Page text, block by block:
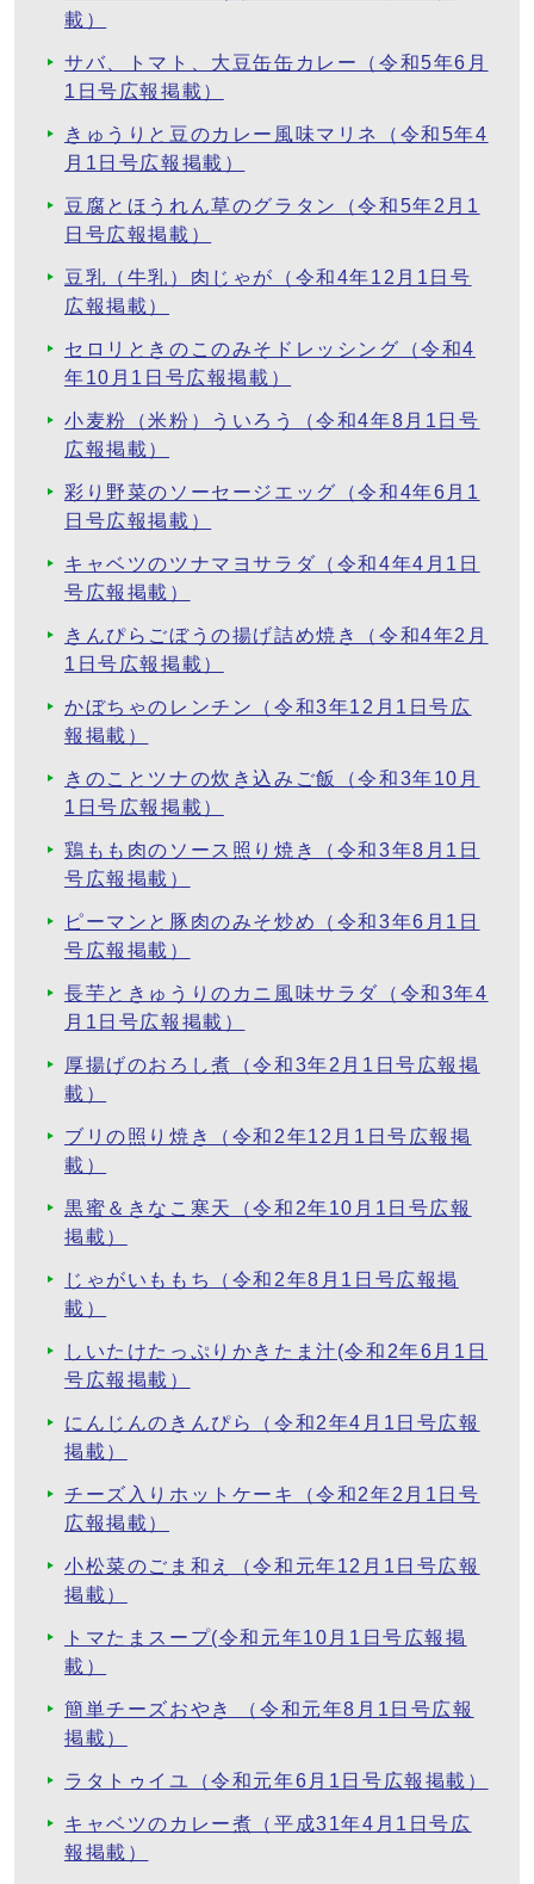
載）
サバ、トマト、大豆缶缶カレー（令和5年6月
1日号広報掲載）
きゅうりと豆のカレー風味マリネ（令和5年4
月1日号広報掲載）
豆腐とほうれん草のグラタン（令和5年2月1
日号広報掲載）
豆乳（牛乳）肉じゃが（令和4年12月1日号
広報掲載）
セロリときのこのみそドレッシング（令和4
年10月1日号広報掲載）
小麦粉（米粉）ういろう（令和4年8月1日号
広報掲載）
彩り野菜のソーセージエッグ（令和4年6月1
日号広報掲載）
キャベツのツナマヨサラダ（令和4年4月1日
号広報掲載）
きんぴらごぼうの揚げ詰め焼き（令和4年2月
1日号広報掲載）
かぼちゃのレンチン（令和3年12月1日号広
報掲載）
きのことツナの炊き込みご飯（令和3年10月
1日号広報掲載）
鶏もも肉のソース照り焼き（令和3年8月1日
号広報掲載）
ピーマンと豚肉のみそ炒め（令和3年6月1日
号広報掲載）
長芋ときゅうりのカニ風味サラダ（令和3年4
月1日号広報掲載）
厚揚げのおろし煮（令和3年2月1日号広報掲
載）
ブリの照り焼き（令和2年12月1日号広報掲
載）
黒蜜＆きなこ寒天（令和2年10月1日号広報
掲載）
じゃがいももち（令和2年8月1日号広報掲
載）
しいたけたっぷりかきたま汁(令和2年6月1日
号広報掲載）
にんじんのきんぴら（令和2年4月1日号広報
掲載）
チーズ入りホットケーキ（令和2年2月1日号
広報掲載）
小松菜のごま和え（令和元年12月1日号広報
掲載）
トマたまスープ(令和元年10月1日号広報掲
載）
簡単チーズおやき （令和元年8月1日号広報
掲載）
ラタトゥイユ（令和元年6月1日号広報掲載）
キャベツのカレー煮（平成31年4月1日号広
報掲載）